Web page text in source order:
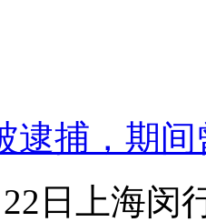
逮捕，期
22日上海